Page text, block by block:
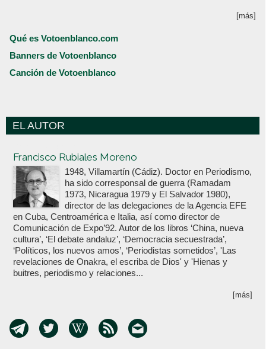
[más]
Qué es Votoenblanco.com
Banners de Votoenblanco
Canción de Votoenblanco
EL AUTOR
Francisco Rubiales Moreno
1948, Villamartín (Cádiz). Doctor en Periodismo,
ha sido corresponsal de guerra (Ramadam
1973, Nicaragua 1979 y El Salvador 1980),
director de las delegaciones de la Agencia EFE
en Cuba, Centroamérica e Italia, así como director de
Comunicación de Expo’92. Autor de los libros ‘China, nueva
cultura’, ‘El debate andaluz’, ‘Democracia secuestrada’,
‘Políticos, los nuevos amos’, ‘Periodistas sometidos’, 'Las
revelaciones de Onakra, el escriba de Dios' y 'Hienas y
buitres, periodismo y relaciones...
[más]